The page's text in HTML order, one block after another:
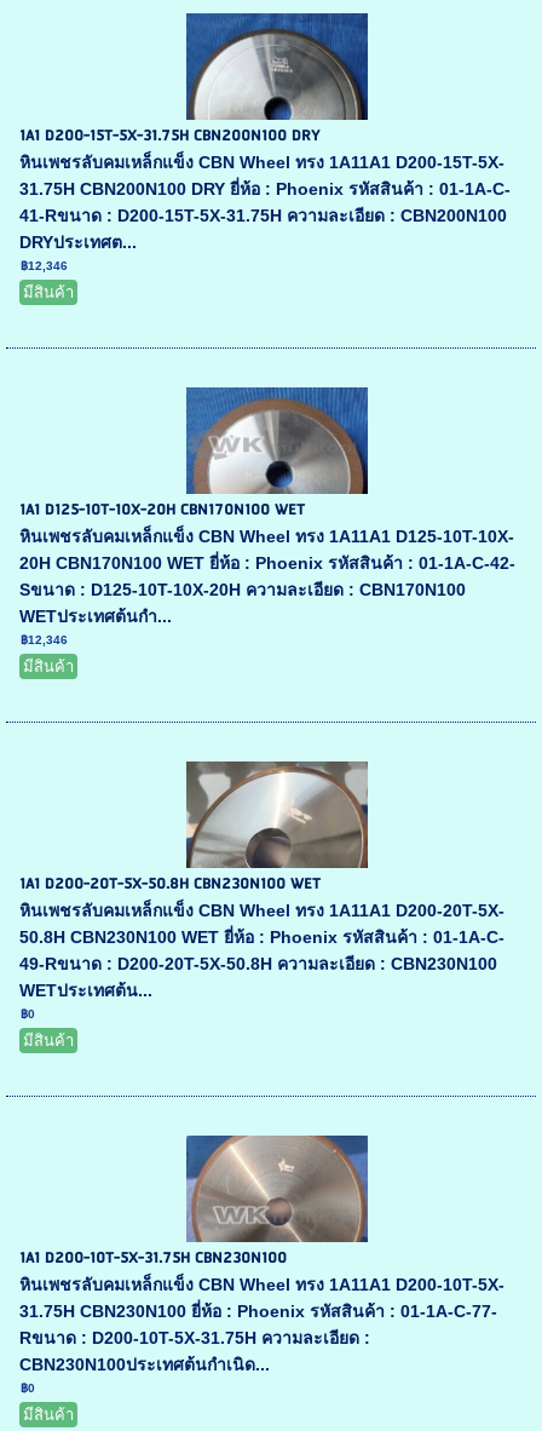
1A1 D200-15T-5X-31.75H CBN200N100 DRY
หินเพชรลับคมเหล็กแข็ง CBN Wheel ทรง 1A11A1 D200-15T-5X-
31.75H CBN200N100 DRY ยี่ห้อ : Phoenix รหัสสินค้า : 01-1A-C-
41-Rขนาด : D200-15T-5X-31.75H ความละเอียด : CBN200N100
DRYประเทศต...
฿12,346
มีสินค้า
1A1 D125-10T-10X-20H CBN170N100 WET
หินเพชรลับคมเหล็กแข็ง CBN Wheel ทรง 1A11A1 D125-10T-10X-
20H CBN170N100 WET ยี่ห้อ : Phoenix รหัสสินค้า : 01-1A-C-42-
Sขนาด : D125-10T-10X-20H ความละเอียด : CBN170N100
WETประเทศต้นกำ...
฿12,346
มีสินค้า
1A1 D200-20T-5X-50.8H CBN230N100 WET
หินเพชรลับคมเหล็กแข็ง CBN Wheel ทรง 1A11A1 D200-20T-5X-
50.8H CBN230N100 WET ยี่ห้อ : Phoenix รหัสสินค้า : 01-1A-C-
49-Rขนาด : D200-20T-5X-50.8H ความละเอียด : CBN230N100
WETประเทศต้น...
฿0
มีสินค้า
1A1 D200-10T-5X-31.75H CBN230N100
หินเพชรลับคมเหล็กแข็ง CBN Wheel ทรง 1A11A1 D200-10T-5X-
31.75H CBN230N100 ยี่ห้อ : Phoenix รหัสสินค้า : 01-1A-C-77-
Rขนาด : D200-10T-5X-31.75H ความละเอียด :
CBN230N100ประเทศต้นกำเนิด...
฿0
มีสินค้า